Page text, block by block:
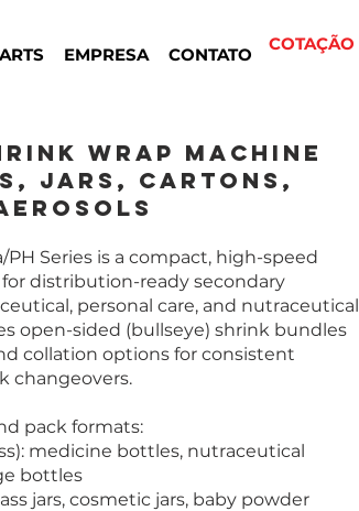
EMPRESA CONTATO
COTAÇÃO
Wrap Machine
Jars, Cartons,
PH Series is a compact, high-speed
distribution-ready secondary
personal care, and nutraceutical
open-sided (bullseye) shrink bundles
collation options for consistent
changeovers.
pack formats:
medicine bottles, nutraceutical
bottles
jars, cosmetic jars, baby powder